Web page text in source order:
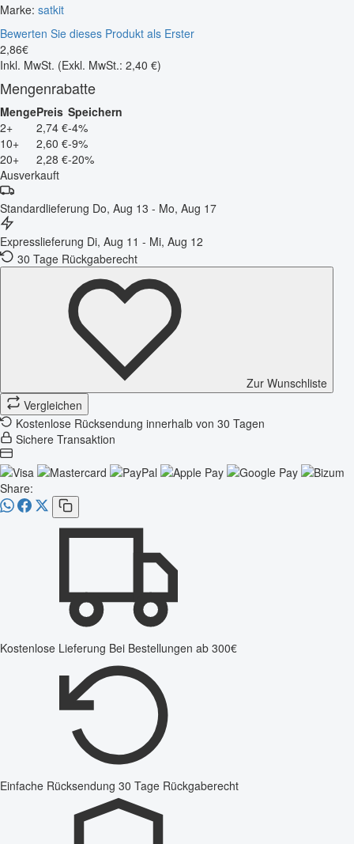
Marke: satkit
Bewerten Sie dieses Produkt als Erster
2,86€
Inkl. MwSt. (Exkl. MwSt.: 2,40 €)
Mengenrabatte
MengePreis Speichern
2+
2,74 €-4%
10+
2,60 €-9%
20+
2,28 €-20%
Ausverkauft
Standardlieferung Do, Aug 13 - Mo, Aug 17
Expresslieferung Di, Aug 11 - Mi, Aug 12
30 Tage Rückgaberecht
Zur Wunschliste
Vergleichen
Kostenlose Rücksendung innerhalb von 30 Tagen
Sichere Transaktion
Share:
Kostenlose Lieferung Bei Bestellungen ab 300€
Einfache Rücksendung 30 Tage Rückgaberecht